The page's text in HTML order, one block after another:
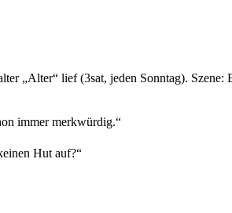
„Alter“ lief (3sat, jeden Sonntag).
immer merkwürdig.“
Hut auf?“